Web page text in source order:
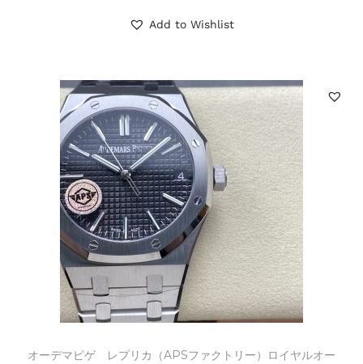
Add to Wishlist
オーデマピゲ レプリカ（APSファクトリー）ロイヤルオー